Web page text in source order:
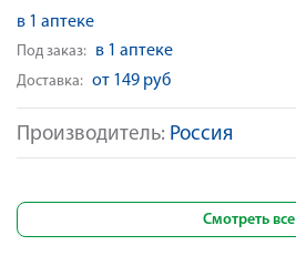
Производитель: Россия
в 1 аптеке
Под заказ: в 1 аптеке
Доставка: от 149 руб
Смотреть все